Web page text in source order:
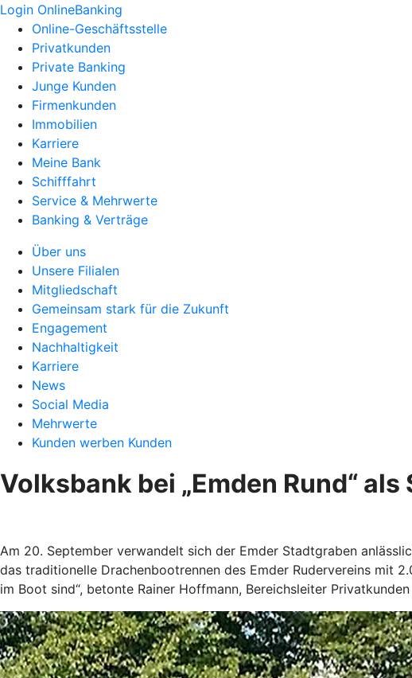
Login OnlineBanking
Online-Geschäftsstelle
Privatkunden
Private Banking
Junge Kunden
Firmenkunden
Immobilien
Karriere
Meine Bank
Schifffahrt
Service & Mehrwerte
Banking & Verträge
Über uns
Unsere Filialen
Mitgliedschaft
Gemeinsam stark für die Zukunft
Engagement
Nachhaltigkeit
Karriere
News
Social Media
Mehrwerte
Kunden werben Kunden
Volksbank bei „Emden Rund“
Am 20. September verwandelt sich der Emder Stadtgraben
das traditionelle Drachenbootrennen des Emder Rudervereins mit
im Boot sind“, betonte Rainer Hoffmann, Bereichsleiter Privatkunden